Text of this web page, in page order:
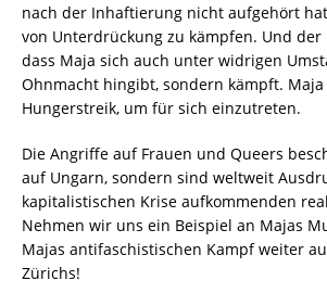
nach der Inhaftierung nicht aufgehört
von Unterdrückung zu kämpfen. Und der
dass Maja sich auch unter widrigen
Ohnmacht hingibt, sondern kämpft.
Hungerstreik, um für sich einzutreten.
Die Angriffe auf Frauen und Queers
auf Ungarn, sondern sind weltweit
kapitalistischen Krise aufkommenden
Nehmen wir uns ein Beispiel an Majas
Majas antifaschistischen Kampf weiter
Zürichs!